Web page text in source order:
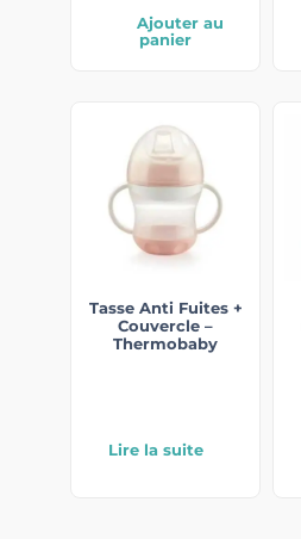
Ajouter au
panier
Tasse Anti Fuites +
Couvercle –
Thermobaby
Lire la suite